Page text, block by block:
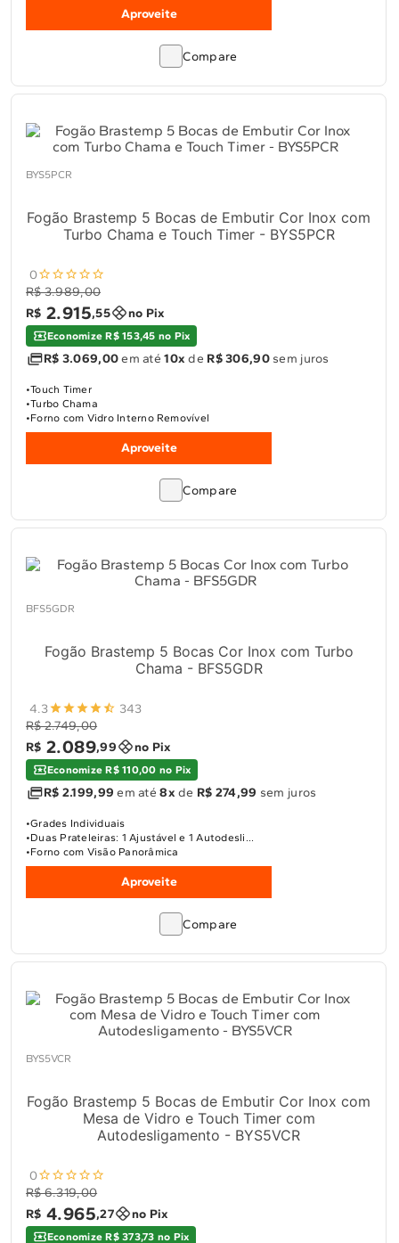
Aproveite
Compare
BYS5PCR
Fogão Brastemp 5 Bocas de Embutir Cor Inox com
Turbo Chama e Touch Timer - BYS5PCR
0
R$ 3.989,00
R$ 2.915,55 no Pix
Economize R$ 153,45 no Pix
R$ 3.069,00em até10x de R$ 306,90sem juros
Touch Timer
Turbo Chama
Forno com Vidro Interno Removível
Aproveite
Compare
BFS5GDR
Fogão Brastemp 5 Bocas Cor Inox com Turbo
Chama - BFS5GDR
4.3
343
R$ 2.749,00
R$ 2.089,99 no Pix
Economize R$ 110,00 no Pix
R$ 2.199,99 em até8x de R$ 274,99 sem juros
Grades Individuais
Duas Prateleiras: 1 Ajustável e 1 Autodesli...
Forno com Visão Panorâmica
Aproveite
Compare
BYS5VCR
Fogão Brastemp 5 Bocas de Embutir Cor Inox com
Mesa de Vidro e Touch Timer com
Autodesligamento - BYS5VCR
0
R$ 6.319,00
R$ 4.965,27 no Pix
Economize R$ 373,73 no Pix